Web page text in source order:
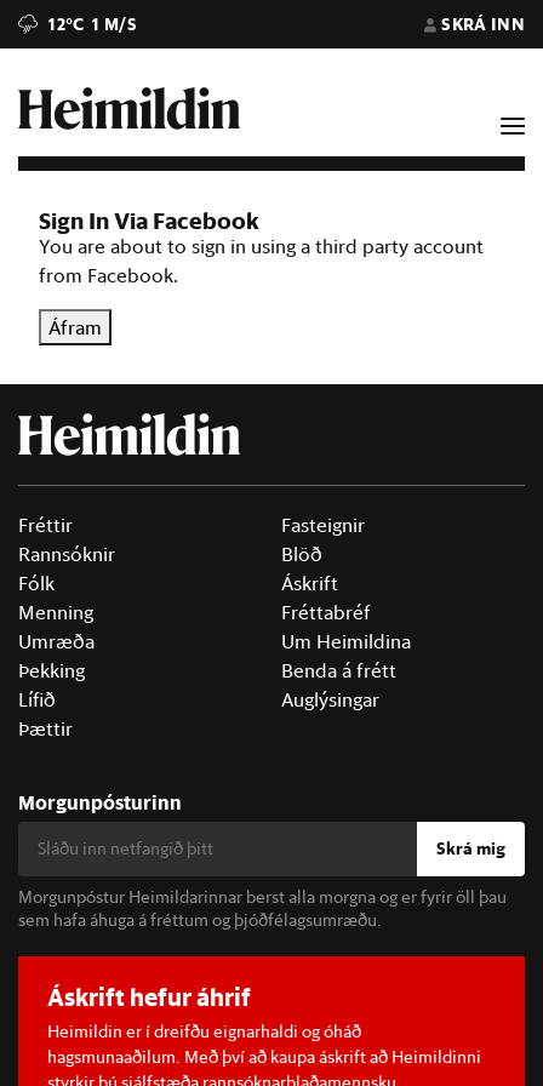
12°C 1 M/S SKRÁ INN
Sign In Via Facebook
You are about to sign in using a third party account
from Facebook.
Áfram
Fréttir
Rannsóknir
Fólk
Menning
Umræða
Þekking
Lífið
Þættir
Fasteignir
Blöð
Áskrift
Fréttabréf
Um Heimildina
Benda á frétt
Auglýsingar
Morgunpósturinn
Skrá mig
Morgunpóstur Heimildarinnar berst alla morgna og er fyrir öll þau
sem hafa áhuga á fréttum og þjóðfélagsumræðu.
Áskrift hefur áhrif
Heimildin er í dreifðu eignarhaldi og óháð
hagsmunaaðilum. Með því að kaupa áskrift að Heimildinni